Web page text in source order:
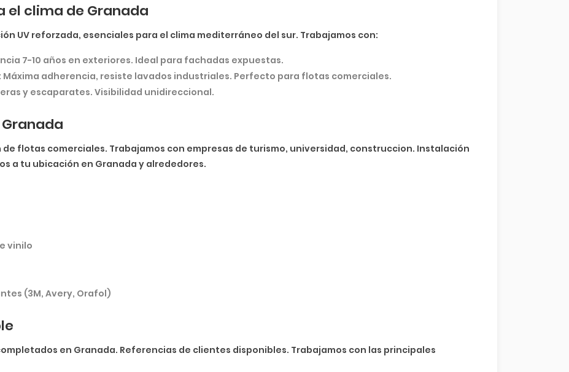
el clima de Granada
UV reforzada, esenciales para el clima mediterráneo del sur. Trabajamos con:
7-10 años en exteriores. Ideal para fachadas expuestas.
Máxima adherencia, resiste lavados industriales. Perfecto para flotas comerciales.
y escaparates. Visibilidad unidireccional.
flotas comerciales. Trabajamos con empresas de turismo, universidad, construccion. Instalación
a tu ubicación en Granada y alrededores.
vinilo
(3M, Avery, Orafol)
en Granada. Referencias de clientes disponibles. Trabajamos con las principales